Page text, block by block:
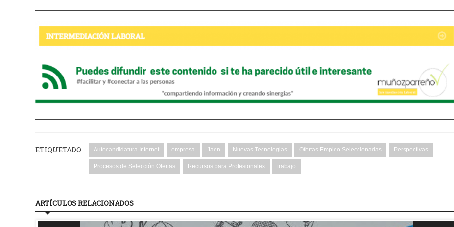
ETIQUETADO Autocandidatura Internet empresa Jaén Nuevas Tecnologias Ofertas Empleo Seleccionadas Perspectivas
Procesos de Selección Ofertas Recursos para Profesionales trabajo
ARTÍCULOS RELACIONADOS